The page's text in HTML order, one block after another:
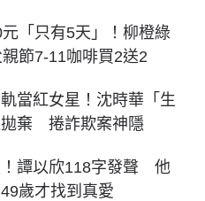
「只有5天」！柳橙綠
節7-11咖啡買2送2
當紅女星！沈時華「生
拋棄 捲詐欺案神隱
譚以欣118字發聲 他
歲才找到真愛